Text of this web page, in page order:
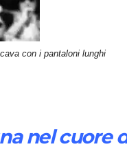
con i pantaloni lunghi
nel cuore